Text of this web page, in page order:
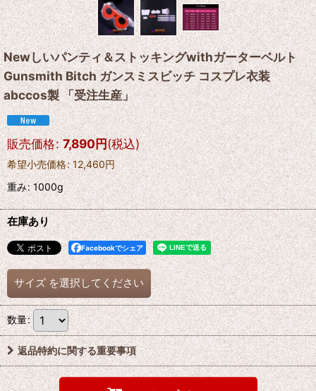
Newしいパンティ＆ストッキングwithガーターベルト
Gunsmith Bitch ガンスミスビッチ コスプレ衣装
abccos製 「受注生産」
販売価格: 7,890円(税込)
希望小売価格: 12,460円
重み:1000g
在庫あり
Facebookでシェア
サイズ を選択してください
数量:
返品特約に関する重要事項